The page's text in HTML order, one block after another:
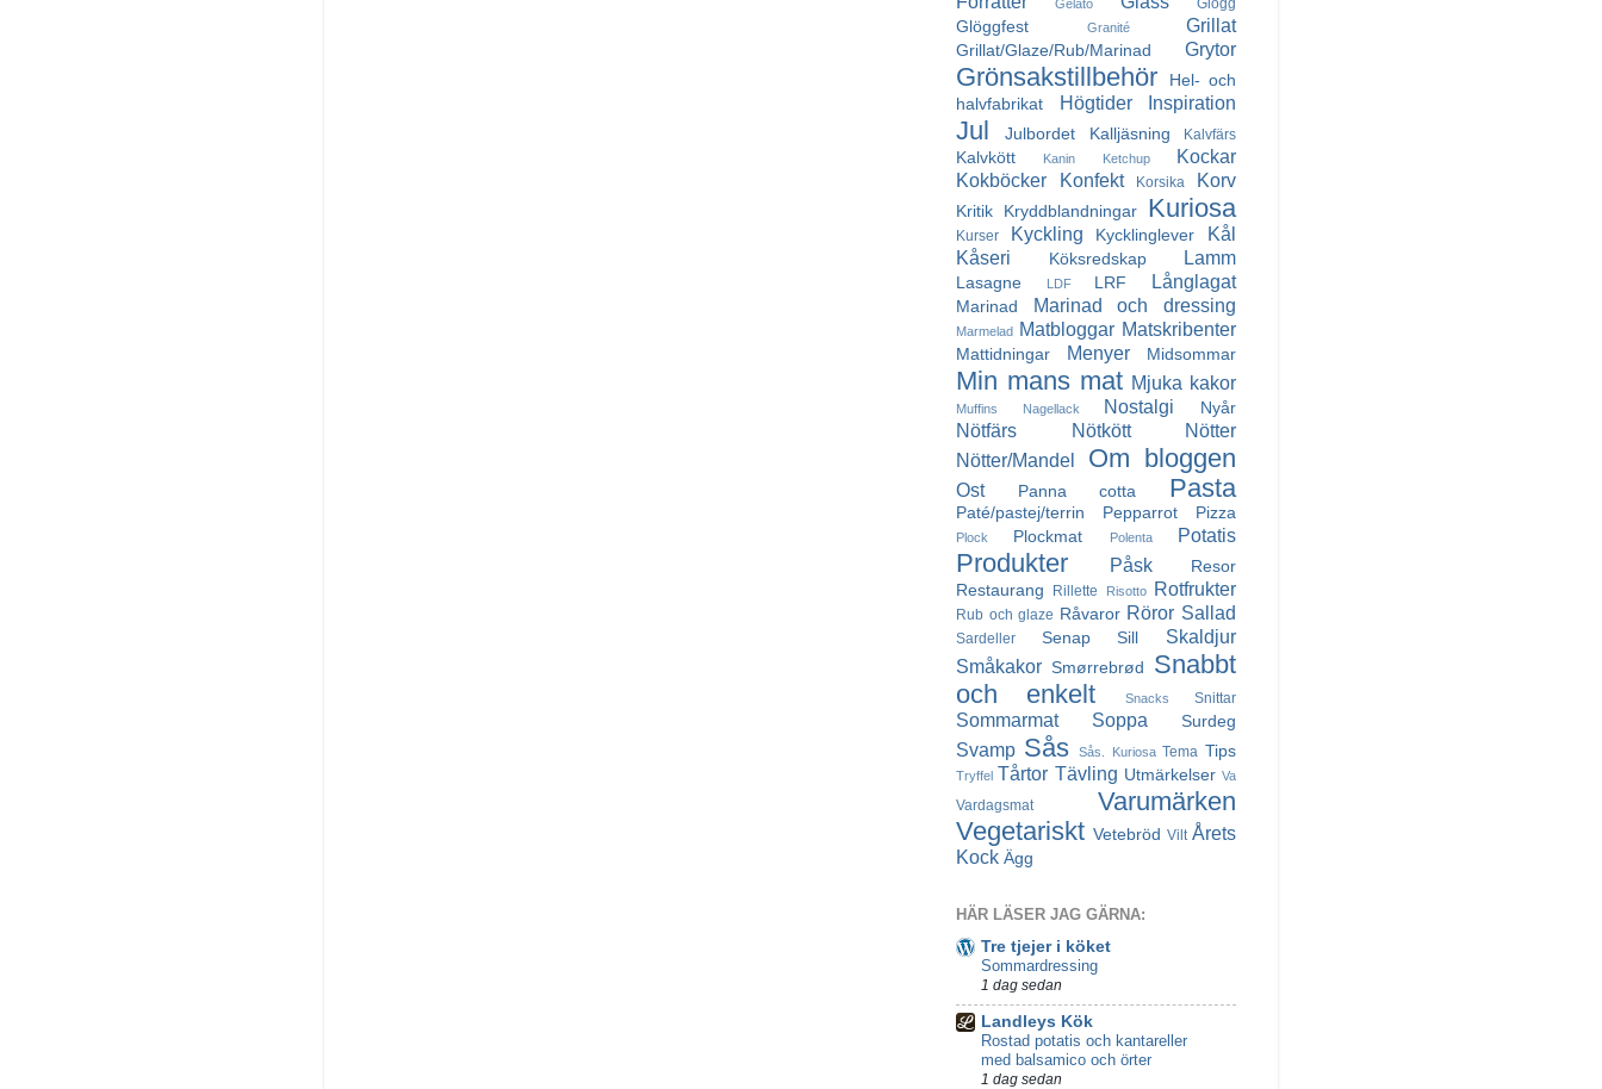
Gelato Glögg
Glöggfest Granité Grillat
Grillat/Glaze/Rub/Marinad Grytor
Grönsakstillbehör
Hel- och
halvfabrikat
Högtider Inspiration
Jul Julbordet Kalljäsning Kalvfärs
Kalvkött Kanin Ketchup
Kockar
Kokböcker
Konfekt Korsika Korv
Kritik Kryddblandningar Kuriosa
Kurser Kyckling Kycklinglever
Kål
Kåseri
Köksredskap Lamm
Lasagne LDF LRF Långlagat
Marinad Marinad och dressing
Marmelad Matbloggar Matskribenter
Mattidningar Menyer Midsommar
Min mans mat Mjuka kakor
Muffins Nagellack Nostalgi Nyår
Nötfärs Nötkött
Nötter
Nötter/Mandel
Om bloggen
Ost Panna cotta Pasta
Paté/pastej/terrin Pepparrot Pizza
Plock Plockmat Polenta Potatis
Produkter Påsk
Resor
Restaurang
Rillette Risotto Rotfrukter
Rub och glaze Råvaror Röror Sallad
Sardeller Senap Sill
Skaldjur
Småkakor Smørrebrød
Snabbt
och enkelt
Snacks Snittar
Sommarmat Soppa Surdeg
Svamp Sås Sås. Kuriosa Tema Tips
Tryffel Tårtor Tävling Utmärkelser Va
Vardagsmat
Varumärken
Vegetariskt Vetebröd Vilt Årets
Kock Ägg
HÄR LÄSER JAG GÄRNA:
Tre tjejer i köket
Sommardressing
1 dag sedan
Landleys Kök
Rostad potatis och kantareller
med balsamico och örter
1 dag sedan